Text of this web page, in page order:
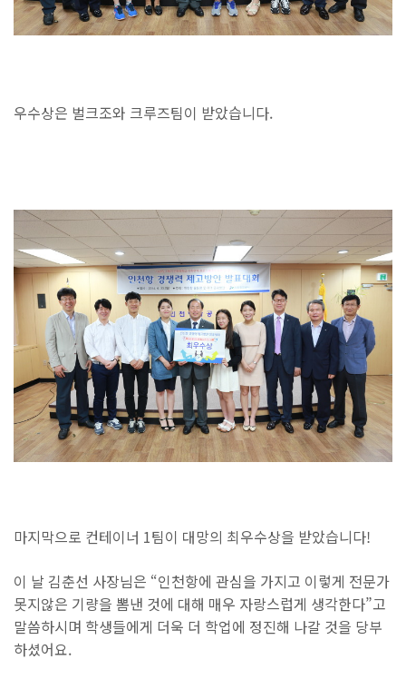
우수상은 벌크조와 크루즈팀이 받았습니다.
마지막으로 컨테이너 1팀이 대망의 최우수상을 받았습니다!
이 날 김춘선 사장님은 “인천항에 관심을 가지고 이렇게 전문가
못지않은 기량을 뽐낸 것에 대해 매우 자랑스럽게 생각한다”고
말씀하시며 학생들에게 더욱 더 학업에 정진해 나갈 것을 당부
하셨어요.